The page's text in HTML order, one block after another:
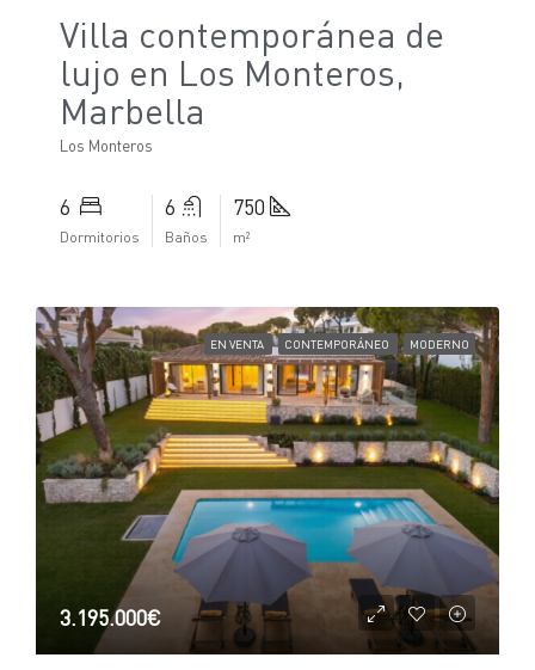
Villa contemporánea de
lujo en Los Monteros,
Marbella
Los Monteros
6
Dormitorios
6
Baños
750
m²
EN VENTA CONTEMPORÁNEO MODERNO
3.195.000€